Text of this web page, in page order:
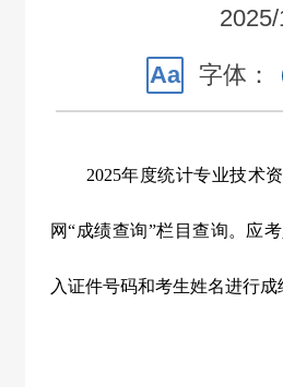
Aa 字体：
2025年度统计专业技术
网“成绩查询”栏目查询。应
入证件号码和考生姓名进行成